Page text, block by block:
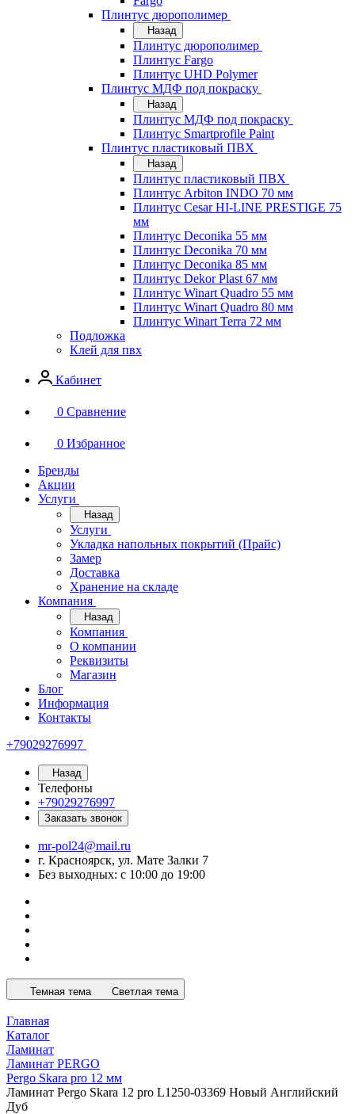
Плинтус дюрополимер
Назад
Плинтус дюрополимер
Плинтус Fargo
Плинтус UHD Polymer
Плинтус МДФ под покраску
Назад
Плинтус МДФ под покраску
Плинтус Smartprofile Paint
Плинтус пластиковый ПВХ
Назад
Плинтус пластиковый ПВХ
Плинтус Arbiton INDO 70 мм
Плинтус Cesar HI-LINE PRESTIGE 75
мм
Плинтус Deconika 55 мм
Плинтус Deconika 70 мм
Плинтус Deconika 85 мм
Плинтус Dekor Plast 67 мм
Плинтус Winart Quadro 55 мм
Плинтус Winart Quadro 80 мм
Плинтус Winart Terra 72 мм
Подложка
Клей для пвх
Кабинет
0 Сравнение
0 Избранное
Бренды
Акции
Услуги
Назад
Услуги
Укладка напольных покрытий (Прайс)
Замер
Доставка
Хранение на складе
Компания
Назад
Компания
О компании
Реквизиты
Магазин
Блог
Информация
Контакты
+79029276997
Назад
Телефоны
+79029276997
Заказать звонок
mr-pol24@mail.ru
г. Красноярск, ул. Мате Залки 7
Без выходных: с 10:00 до 19:00
Темная тема Светлая тема
Главная
Каталог
Ламинат
Ламинат PERGO
Pergo Skara pro 12 мм
Ламинат Pergo Skara 12 pro L1250-03369 Новый Английский
Дуб